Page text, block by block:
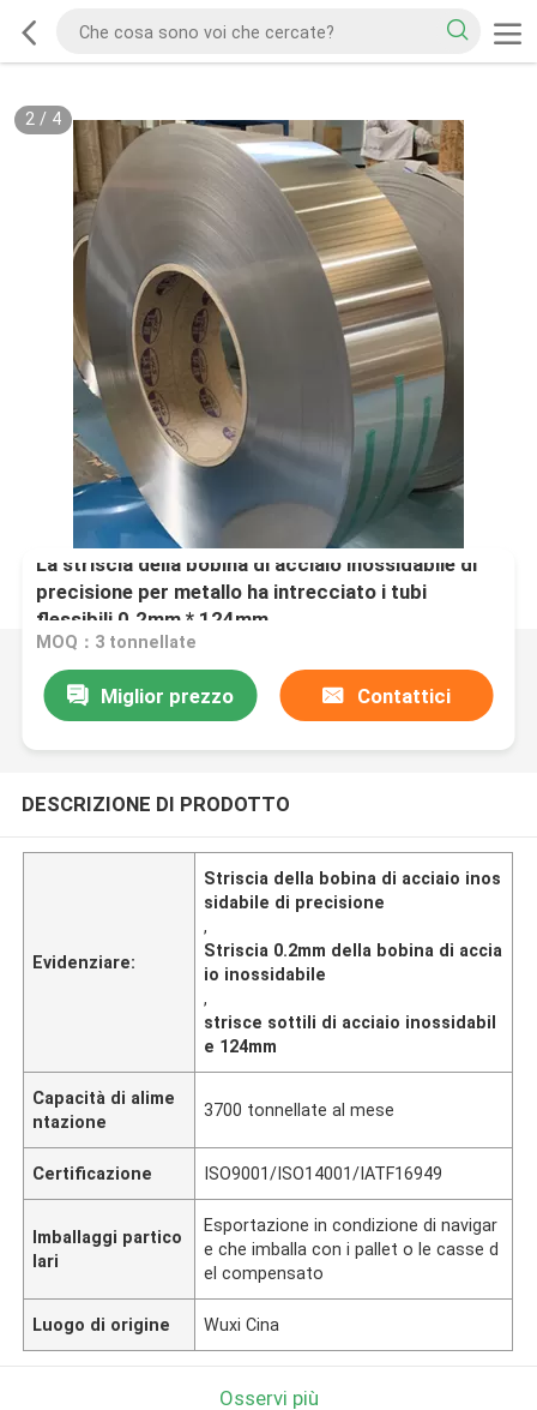
2/ 4
La striscia della bobina di acciaio inossidabile di
precisione per metallo ha intrecciato i tubi
flessibili 0.2mm * 124mm
MOQ：3 tonnellate
Miglior prezzo Contattici
DESCRIZIONE DI PRODOTTO
Evidenziare:
Striscia della bobina di acciaio inos
sidabile di precisione
,
Striscia 0.2mm della bobina di accia
io inossidabile
,
strisce sottili di acciaio inossidabil
e 124mm
Capacità di alime
ntazione
3700 tonnellate al mese
Certificazione ISO9001/ISO14001/IATF16949
Imballaggi partico
lari
Esportazione in condizione di navigar
e che imballa con i pallet o le casse d
el compensato
Luogo di origine Wuxi Cina
Osservi più